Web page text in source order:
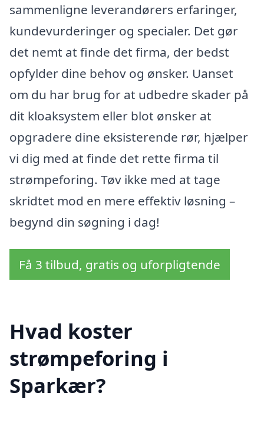
sammenligne leverandørers erfaringer,
kundevurderinger og specialer. Det gør
det nemt at finde det firma, der bedst
opfylder dine behov og ønsker. Uanset
om du har brug for at udbedre skader på
dit kloaksystem eller blot ønsker at
opgradere dine eksisterende rør, hjælper
vi dig med at finde det rette firma til
strømpeforing. Tøv ikke med at tage
skridtet mod en mere effektiv løsning –
begynd din søgning i dag!
Få 3 tilbud, gratis og uforpligtende
Hvad koster
strømpeforing i
Sparkær?